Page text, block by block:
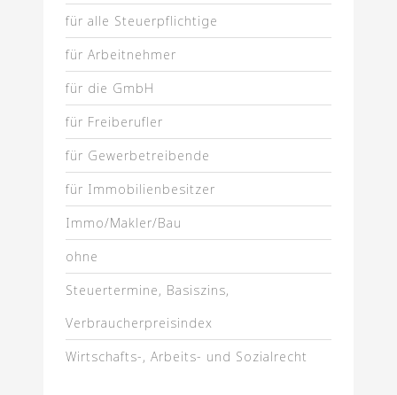
für alle Steuerpflichtige
für Arbeitnehmer
für die GmbH
für Freiberufler
für Gewerbetreibende
für Immobilienbesitzer
Immo/Makler/Bau
ohne
Steuertermine, Basiszins,
Verbraucherpreisindex
Wirtschafts-, Arbeits- und Sozialrecht